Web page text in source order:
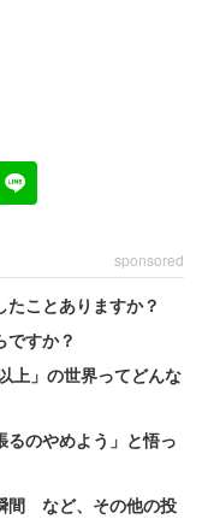
sponsored
たことありますか？
ですか？
上」の世界ってどんな
るのやめよう」と悟っ
間 など、その他の投